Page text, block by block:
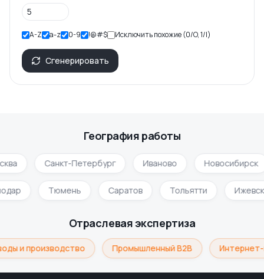
A-Z a-z 0-9 !@#$ Исключить похожие (0/O, 1/l)
Сгенерировать
География работы
Санкт-Петербург Иваново Новосибирск
Тюмень Саратов Тольятти
Отраслевая экспертиза
и производство Промышленный B2B